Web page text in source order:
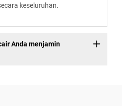
keseluruhan.
Anda menjamin